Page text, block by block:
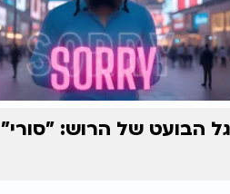
הבועט של הרוש: "סורי"